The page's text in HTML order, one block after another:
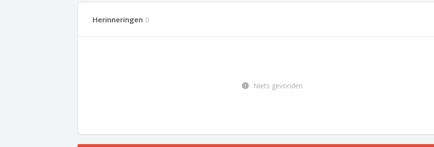
Herinneringen 0
Niets gevonden